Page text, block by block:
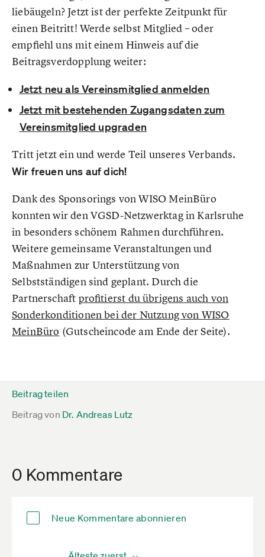
liebäugeln? Jetzt ist der perfekte Zeitpunkt für
einen Beitritt! Werde selbst Mitglied – oder
empfiehl uns mit einem Hinweis auf die
Beitragsverdopplung weiter:
Jetzt neu als Vereinsmitglied anmelden
Jetzt mit bestehenden Zugangsdaten zum
Vereinsmitglied upgraden
Tritt jetzt ein und werde Teil unseres Verbands.
Wir freuen uns auf dich!
Dank des Sponsorings von WISO MeinBüro
konnten wir den VGSD-Netzwerktag in Karlsruhe
in besonders schönem Rahmen durchführen.
Weitere gemeinsame Veranstaltungen und
Maßnahmen zur Unterstützung von
Selbstständigen sind geplant. Durch die
Partnerschaft profitierst du übrigens auch von
Sonderkonditionen bei der Nutzung von WISO
MeinBüro (Gutscheincode am Ende der Seite).
Beitrag teilen
Beitrag von Dr. Andreas Lutz
0 Kommentare
Neue Kommentare abonnieren